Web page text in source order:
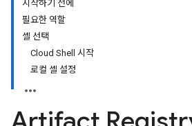
시작하기 전에
필요한 역할
셸 선택
Cloud Shell 시작
로컬 셸 설정